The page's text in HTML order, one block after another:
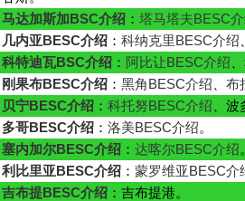
马达加斯加BSC介绍： 塔马塔夫BESC
几内亚BESC介绍： 科纳克里BESC介绍
科特迪瓦BSC介绍： 阿比让BESC介绍
刚果布BESC介绍： 黑角BESC介绍
布
贝宁BESC介绍： 科托努BESC介绍 、
多哥BESC介绍： 洛美BESC介绍。
塞内加尔BESC介绍： 达喀尔BESC介绍
利比里亚BESC介绍： 蒙罗维亚BESC介
吉布提BESC介绍：吉布提港。